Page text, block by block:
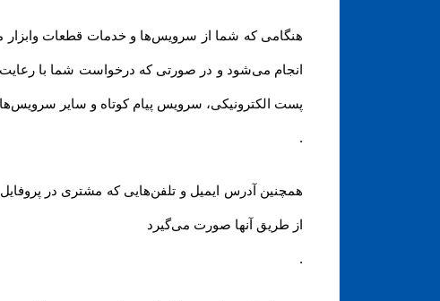
هنگامی که شما از سرویس‌‏ها و خدمات قطعات وابزار
انجام می‏‌شود و در صورتی که درخواست شما با رعایت
پست الکترونیکی، سرویس پیام کوتاه و سایر
.
همچنین آدرس ایمیل و تلفن‌هایی که مشتری در
از طریق آنها صورت می‌گیرد
.